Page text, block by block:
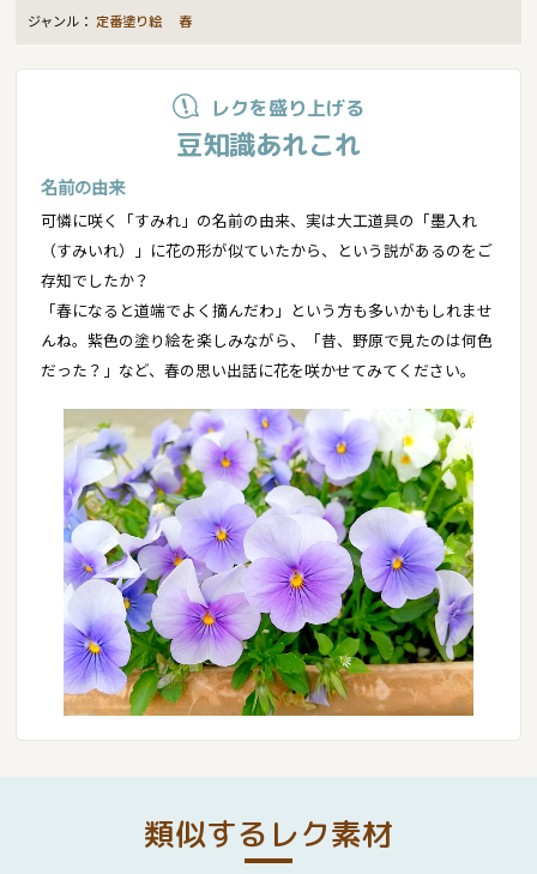
ジャンル： 定番塗り絵 春
レクを盛り上げる
豆知識あれこれ
名前の由来
可憐に咲く「すみれ」の名前の由来、実は大工道具の「墨入れ
（すみいれ）」に花の形が似ていたから、という説があるのをご
存知でしたか？
「春になると道端でよく摘んだわ」という方も多いかもしれませ
んね。紫色の塗り絵を楽しみながら、「昔、野原で見たのは何色
だった？」など、春の思い出話に花を咲かせてみてください。
類似するレク素材